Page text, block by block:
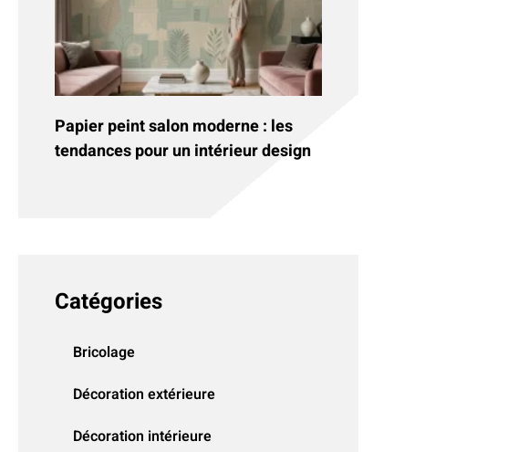
Papier peint salon moderne : les
tendances pour un intérieur design
Catégories
Bricolage
Décoration extérieure
Décoration intérieure